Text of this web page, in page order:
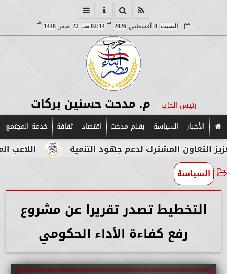
السبت 8 أغسطس 2026
مـ
02:14 صـ 22 صفر 1448
هـ
رئيس الحزب م. مدحت حسنين بركات
الأخبار السياسة بقلم مدحت اقتصاد ثقافة خدمة المجتمع
اللاعب المصري المشترك لدعم جهود التنمية
السياسة
التخطيط تصدر تقريرا عن مشروع
رفع كفاءة الأداء الحكومي